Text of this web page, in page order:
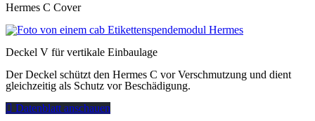
Hermes C Cover
Deckel V für vertikale Einbaulage
Der Deckel schützt den Hermes C vor Verschmutzung und dient
gleichzeitig als Schutz vor Beschädigung.
Datenblatt anschauen